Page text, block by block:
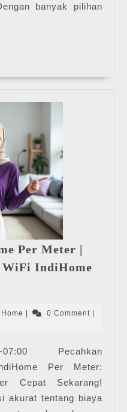
banyak pilihan
Per Meter |
WiFi IndiHome
IndiHome0 Comment
Pecahkan
Per Meter:
Cepat Sekarang!
akurat tentang biaya